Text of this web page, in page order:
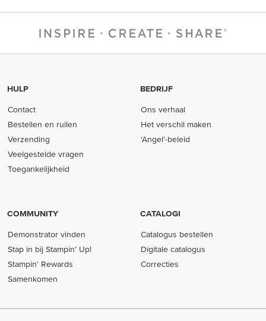
HULP
Contact
Bestellen en ruilen
Verzending
Veelgestelde vragen
Toegankelijkheid
BEDRIJF
Ons verhaal
Het verschil maken
‘Angel’-beleid
COMMUNITY
Demonstrator vinden
Stap in bij Stampin’ Up!
Stampin' Rewards
Samenkomen
CATALOGI
Catalogus bestellen
Digitale catalogus
Correcties